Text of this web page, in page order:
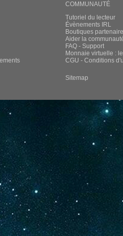
COMMUNAUTÉ
Tutoriel du lecteur
Évènements IRL
Boutiques
Aider la
FAQ - Support
Monnaie virtuelle :
CGU - Conditions
Sitemap